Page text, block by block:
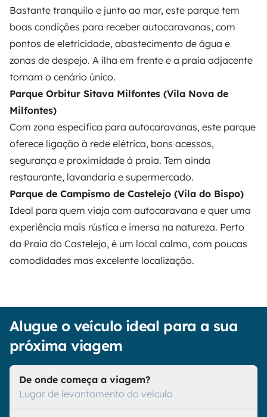
Bastante tranquilo e junto ao mar, este parque tem
boas condições para receber autocaravanas, com
pontos de eletricidade, abastecimento de água e
zonas de despejo. A ilha em frente e a praia adjacente
tornam o cenário único.
Parque Orbitur Sitava Milfontes (Vila Nova de
Milfontes)
Com zona específica para autocaravanas, este parque
oferece ligação à rede elétrica, bons acessos,
segurança e proximidade à praia. Tem ainda
restaurante, lavandaria e supermercado.
Parque de Campismo de Castelejo (Vila do Bispo)
Ideal para quem viaja com autocaravana e quer uma
experiência mais rústica e imersa na natureza. Perto
da Praia do Castelejo, é um local calmo, com poucas
comodidades mas excelente localização.
Alugue o veículo ideal para a sua
próxima viagem
De onde começa a viagem?
Lugar de levantamento do veículo